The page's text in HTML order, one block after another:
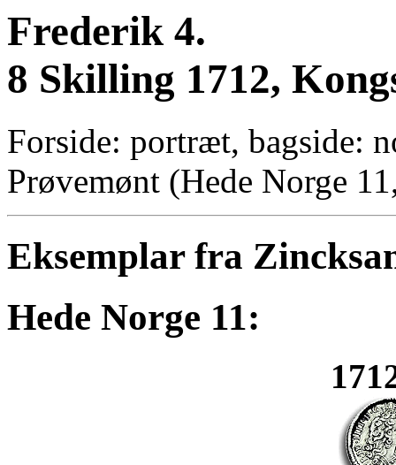
Frederik 4.
8 Skilling 1712,
Forside: portræt, bagside:
Prøvemønt (Hede Norge
Eksemplar fra
Hede Norge 11: